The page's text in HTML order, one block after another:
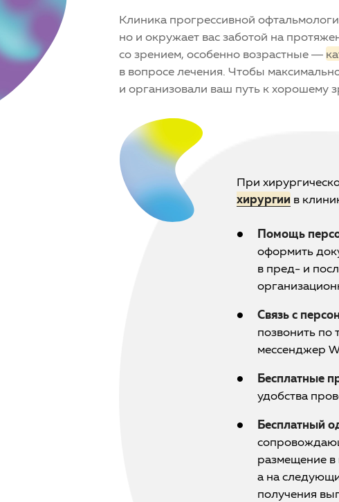
Клиника прогрессивной
но и окружает вас заботой на
со зрением, особенно возрастные —
в вопросе лечения. Чтобы
и организовали ваш путь к хорошему
При
хирургии в
Помощь
оформить
в пред- и
Связь с
позвонить по
мессенджер
Бесплатные
удобства
Бесплатный
размещение в
а на
получения